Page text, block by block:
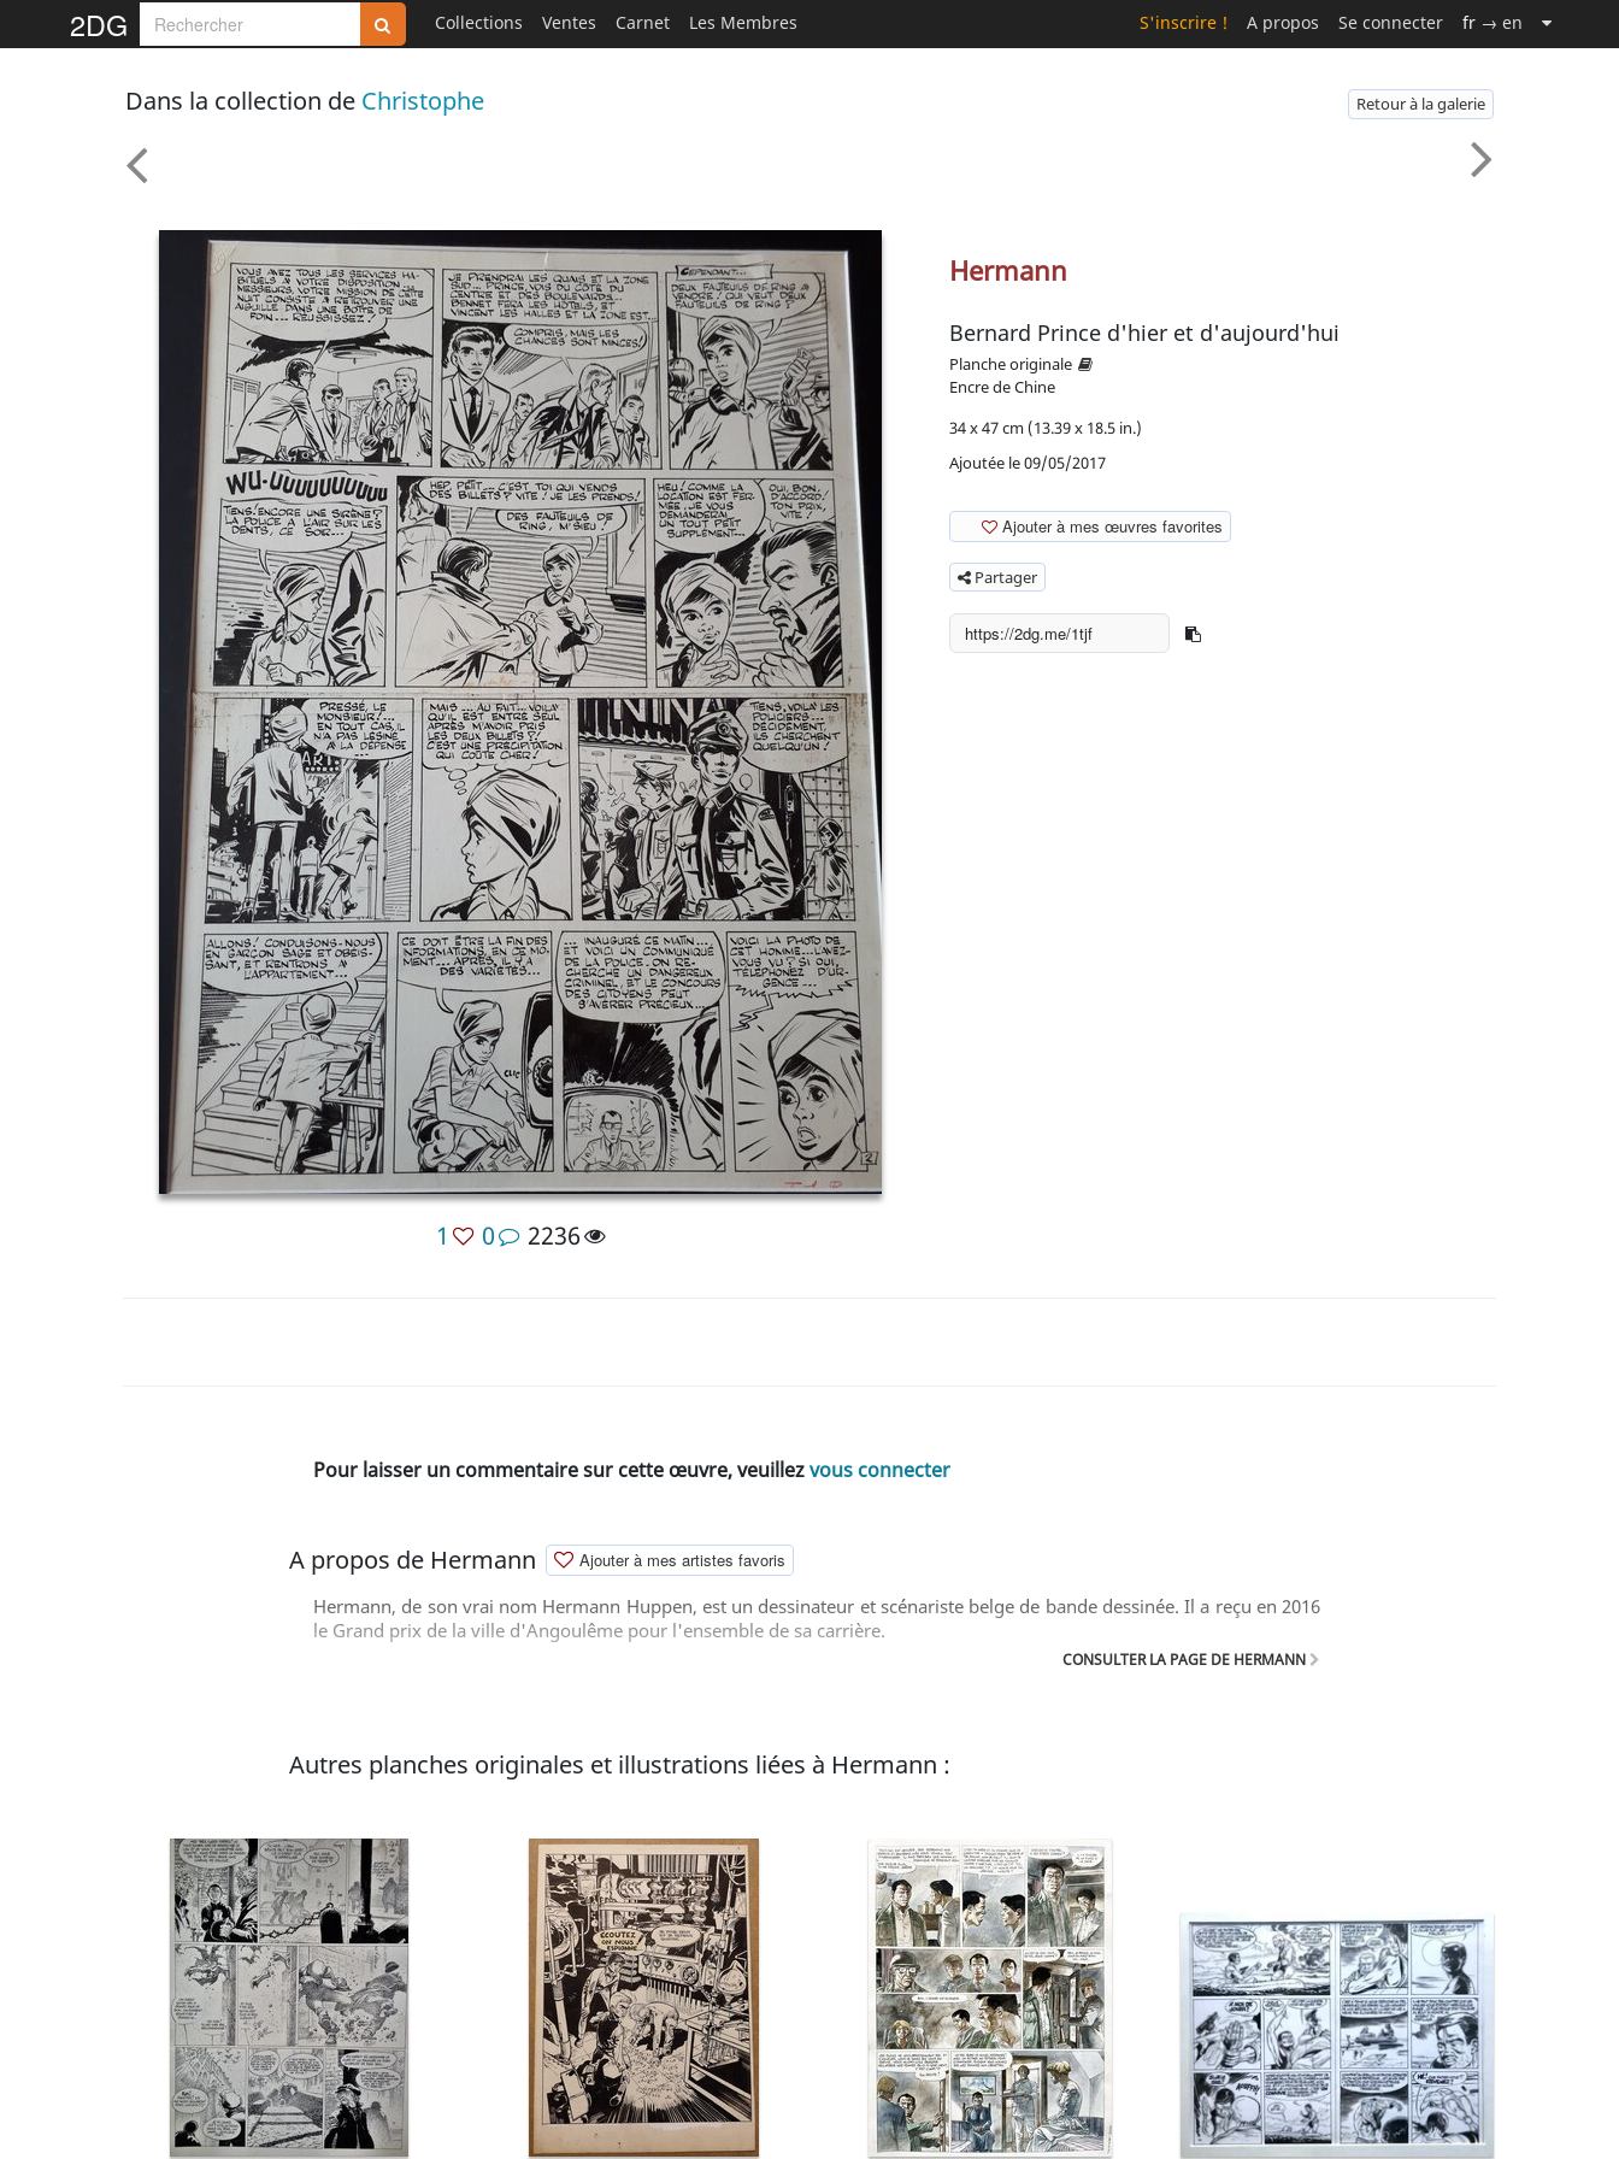
2DG Collections Ventes Carnet Les Membres S'inscrire ! A propos Se connecter fr → en
Dans la collection de Christophe Retour à la galerie
1 0 2236
Hermann
Bernard Prince d'hier et d'aujourd'hui
Planche originale
Encre de Chine
34 x 47 cm (13.39 x 18.5 in.)
Ajoutée le 09/05/2017
Ajouter à mes œuvres favorites
Partager
Pour laisser un commentaire sur cette œuvre, veuillezvous connecter
A propos de Hermann Ajouter à mes artistes favoris
Hermann, de son vrai nom Hermann Huppen, est un dessinateur et scénariste belge de bande dessinée. Il a reçu en 2016
le Grand prix de la ville d'Angoulême pour l'ensemble de sa carrière.
CONSULTER LA PAGE DE HERMANN
Autres planches originales et illustrations liées à Hermann :